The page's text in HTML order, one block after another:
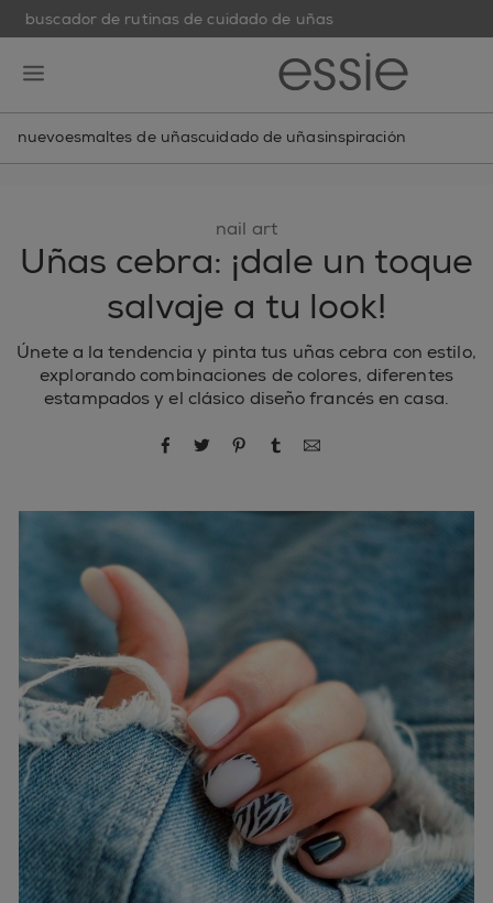
buscador de rutinas de cuidado de uñas
nuevoesmaltes de uñascuidado de uñasinspiración
nail art
Uñas cebra: ¡dale un toque
salvaje a tu look!
Únete a la tendencia y pinta tus uñas cebra con estilo,
explorando combinaciones de colores, diferentes
estampados y el clásico diseño francés en casa.
compartir por Facebook
compartir por Twitter
compartir por Pinterest
compartir por Tumblr
compartir por